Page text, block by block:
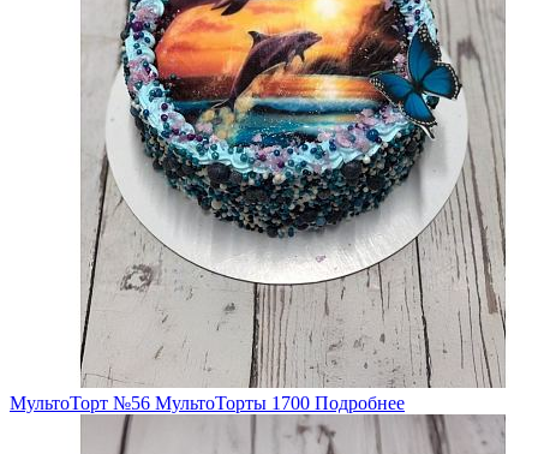
МультоТорт №56 МультоТорты 1700 Подробнее